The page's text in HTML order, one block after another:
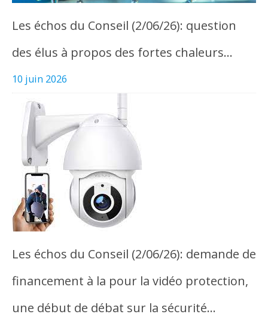
Les échos du Conseil (2/06/26): question
des élus à propos des fortes chaleurs…
10 juin 2026
Les échos du Conseil (2/06/26): demande de
financement à la pour la vidéo protection,
une début de débat sur la sécurité…